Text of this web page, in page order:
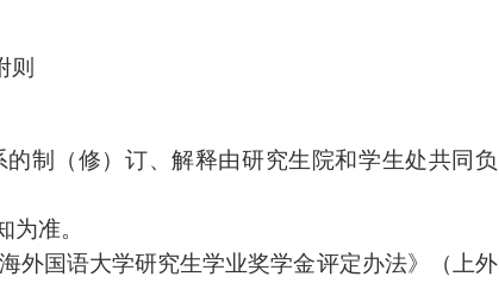
则
制（修）订、解释由研究生院和学生处共同负
准。
外国语大学研究生学业奖学金评定办法》（上外